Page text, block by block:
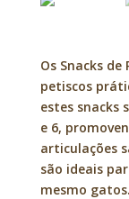
Os Snacks
petiscos
estes snacks
e 6,
articulações
são ideais
mesmo gatos.